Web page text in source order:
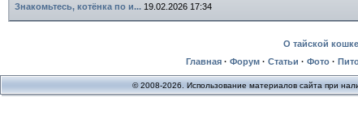
Знакомьтесь, котёнка по и... 19.02.2026 17:34
О тайской кошке
Главная· Форум· Статьи · Фото·
© 2008-2026. Использование материалов сайта при